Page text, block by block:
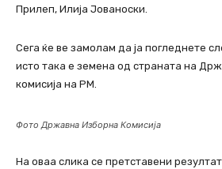
Прилеп, Илија Јованоски.
Сега ќе ве замолам да ја погледнете
исто така е земена од страната на
комисија на РМ.
Фото Државна Изборна Комисија
На оваа слика се претставени